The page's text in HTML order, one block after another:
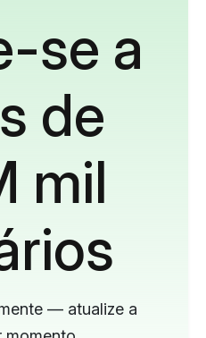
se a
de
mil
— atualize a